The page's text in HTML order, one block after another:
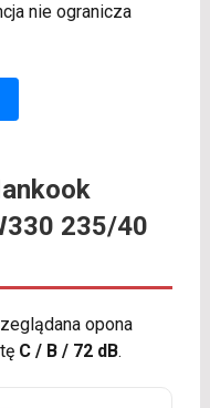
nie ogranicza
235/40
opona
C / B / 72 dB.